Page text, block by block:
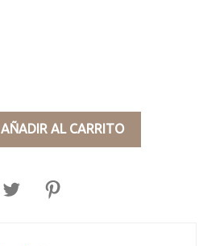
AÑADIR AL CARRITO